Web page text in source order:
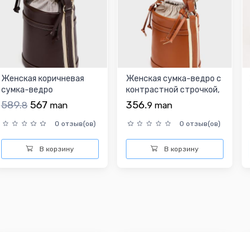
Женская коричневая
сумка-ведро
589.8 567 man
0 отзыв(ов)
В корзину
Женская сумка-ведро с
контрастной строчкой,
таба
356.9 man
0 отзыв(ов)
В корзину